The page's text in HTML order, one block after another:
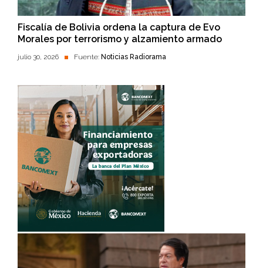
Fiscalía de Bolivia ordena la captura de Evo
Morales por terrorismo y alzamiento armado
julio 30, 2026 Fuente: Noticias Radiorama